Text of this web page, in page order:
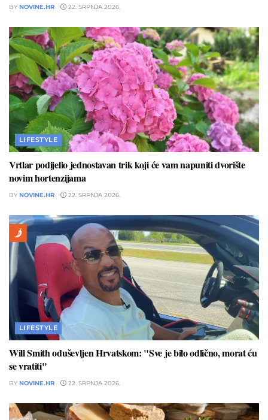
BY NOVINE.HR 22. SRPNJA 2026.
LIFESTYLE
Vrtlar podijelio jednostavan trik koji će vam napuniti dvorište
novim hortenzijama
BY NOVINE.HR 22. SRPNJA 2026.
LIFESTYLE
Will Smith oduševljen Hrvatskom: "Sve je bilo odlično, morat ću
se vratiti"
BY NOVINE.HR 22. SRPNJA 2026.